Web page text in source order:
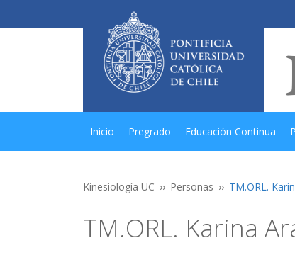
Inicio Pregrado Educación Continua
Kinesiología UC Personas TM.ORL.
TM.ORL. Karina